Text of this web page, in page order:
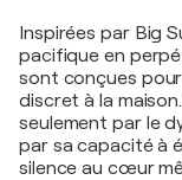
Inspirées par Big
pacifique en
sont conçues
discret à la
seulement par le
par sa capacité à
silence au cœur